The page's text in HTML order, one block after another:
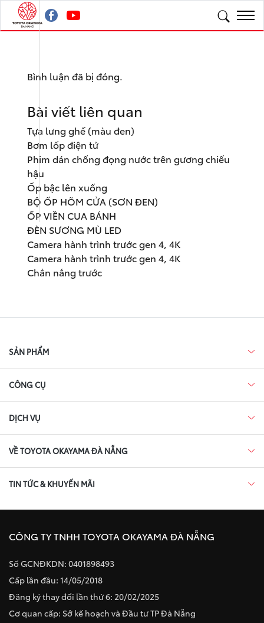
Bình luận đã bị đóng.
Bài viết liên quan
Tựa lưng ghế (màu đen)
Bơm lốp điện tử
Phim dán chống đọng nước trên gương chiếu
hậu
Ốp bậc lên xuống
BỘ ỐP HÕM CỬA (SƠN ĐEN)
ỐP VIỀN CUA BÁNH
ĐÈN SƯƠNG MÙ LED
Camera hành trình trước gen 4, 4K
Camera hành trình trước gen 4, 4K
Chắn nắng trước
SẢN PHẨM
CÔNG CỤ
DỊCH VỤ
VỀ TOYOTA OKAYAMA ĐÀ NẴNG
TIN TỨC & KHUYẾN MÃI
CÔNG TY TNHH TOYOTA OKAYAMA ĐÀ NẴNG
Số GCNĐKDN: 0401898493
Cấp lần đầu: 14/05/2018
Đăng ký thay đổi lần thứ 6: 20/02/2025
Cơ quan cấp: Sở kế hoạch và Đầu tư TP Đà Nẵng